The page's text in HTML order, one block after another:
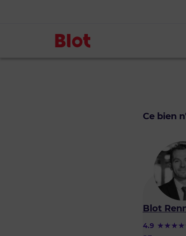
Ce bien
Blot
4.9